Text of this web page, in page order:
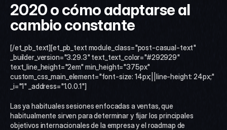
2020 o cómo adaptarse al
cambio constante
[/et_pb_text][et_pb_text module_class="post-casual-text"
_builder_version="3.29.3" text_text_color="#292929"
text_line_height="2em" min_height="375px"
custom_css_main_element="font-size: 14px;||line-height: 24px;"
_i="1" _address="1.0.0.1"]
Las ya habituales sesiones enfocadas a ventas, que
habitualmente sirven para determinar y fijar los principales
objetivos internacionales de la empresa y el roadmap de